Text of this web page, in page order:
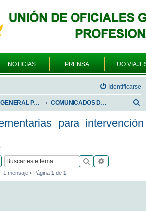
NOTICIAS PRENSA UO
Identificarse
FORO GENERAL PARA TODOS LOS USUARIOS COMUNICADOS DE LA UNIÓN DE OFICIALES
s
para intervención
Buscar
1 mensaje • Página 1 de 1